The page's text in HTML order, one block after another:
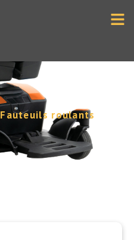
Fauteuils roulants